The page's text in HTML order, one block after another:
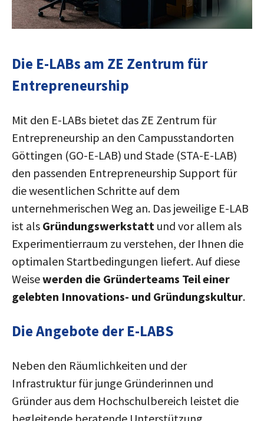
Die E-LABs am ZE Zentrum für
Entrepreneurship
Mit den E-LABs bietet das ZE Zentrum für
Entrepreneurship an den Campusstandorten
Göttingen (GO-E-LAB) und Stade (STA-E-LAB)
den passenden Entrepreneurship Support für
die wesentlichen Schritte auf dem
unternehmerischen Weg an. Das jeweilige E-LAB
ist als Gründungswerkstatt und vor allem als
Experimentierraum zu verstehen, der Ihnen die
optimalen Startbedingungen liefert. Auf diese
Weisewerden die Gründerteams Teil einer
gelebten Innovations- und Gründungskultur.
Die Angebote der E-LABS
Neben den Räumlichkeiten und der
Infrastruktur für junge Gründerinnen und
Gründer aus dem Hochschulbereich leistet die